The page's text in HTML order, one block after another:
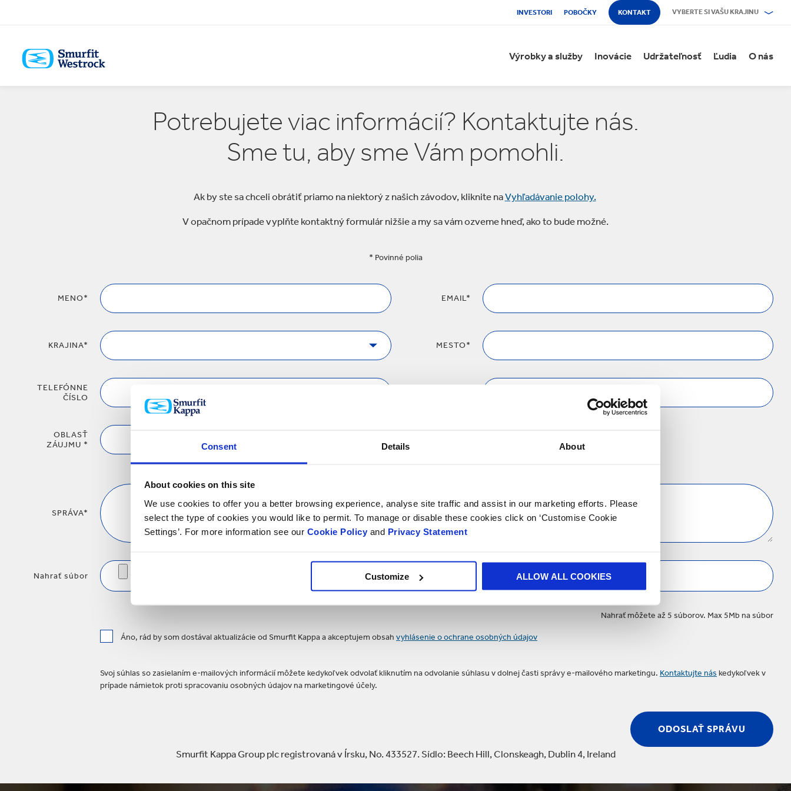
Consent Details About
About cookies on this site
We use cookies to offer you a better browsing experience, analyse site traffic and assist in our marketing efforts. Please
select the type of cookies you would like to permit. To manage or disable these cookies click on ‘Customise Cookie
Settings’. For more information see our Cookie Policy and Privacy Statement
Customize ALLOW ALL COOKIES
INVESTORI POBOČKY KONTAKT VYBERTE SI VAŠU KRAJINU
Výrobky a služby Inovácie Udržateľnosť Ľudia O nás
Potrebujete viac informácií? Kontaktujte nás.
Sme tu, aby sme Vám pomohli.
Ak by ste sa chceli obrátiť priamo na niektorý z našich závodov, kliknite naVyhľadávanie polohy.
V opačnom prípade vyplňte kontaktný formulár nižšie a my sa vám ozveme hneď, ako to bude možné.
* Povinné polia
MENO*
KRAJINA*
TELEFÓNNE
ČÍSLO
OBLASŤ
ZÁUJMU *
EMAIL*
MESTO*
SPRÁVA*
Nahrať súbor
Nahrať môžete až 5 súborov. Max 5Mb na súbor
Áno, rád by som dostával aktualizácie od Smurfit Kappa a akceptujem obsah vyhlásenie o ochrane osobných údajov
Svoj súhlas so zasielaním e-mailových informácií môžete kedykoľvek odvolať kliknutím na odvolanie súhlasu v dolnej časti správy e-mailového marketingu. Kontaktujte nás kedykoľvek v
prípade námietok proti spracovaniu osobných údajov na marketingové účely.
Smurfit Kappa Group plc registrovaná v Írsku, No. 433527. Sídlo: Beech Hill, Clonskeagh, Dublin 4, Ireland